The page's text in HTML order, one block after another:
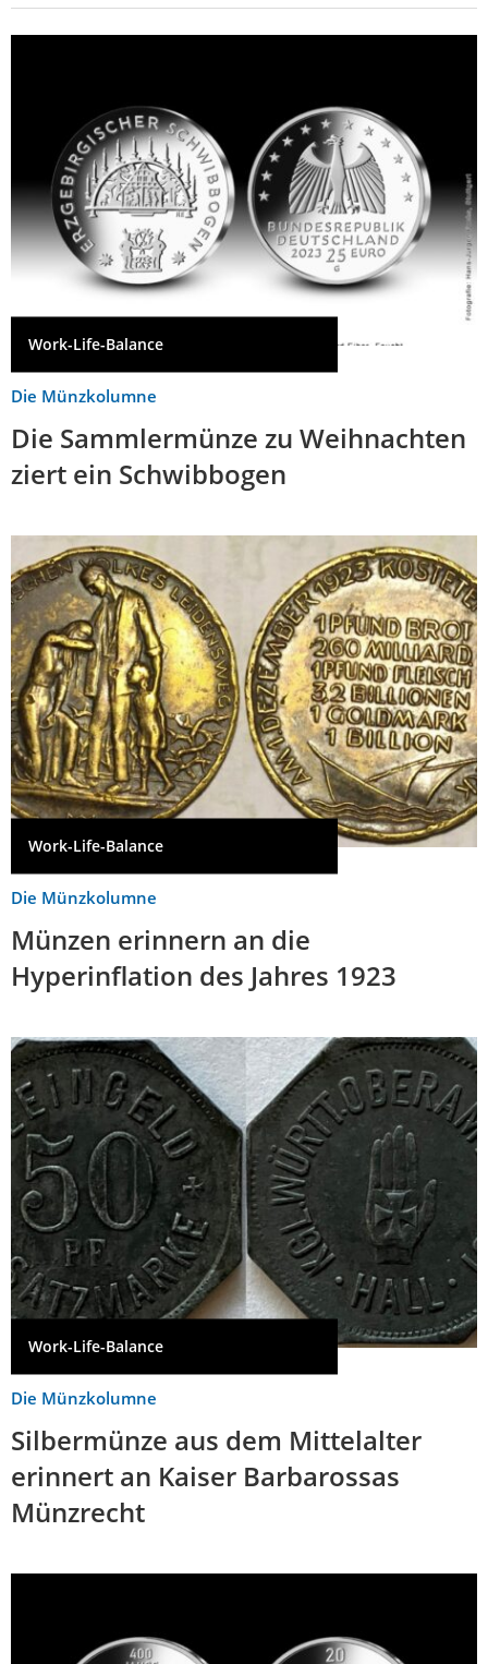
Work-Life-Balance
Die Münzkolumne
Die Sammlermünze zu Weihnachten
ziert ein Schwibbogen
Work-Life-Balance
Die Münzkolumne
Münzen erinnern an die
Hyperinflation des Jahres 1923
Work-Life-Balance
Die Münzkolumne
Silbermünze aus dem Mittelalter
erinnert an Kaiser Barbarossas
Münzrecht